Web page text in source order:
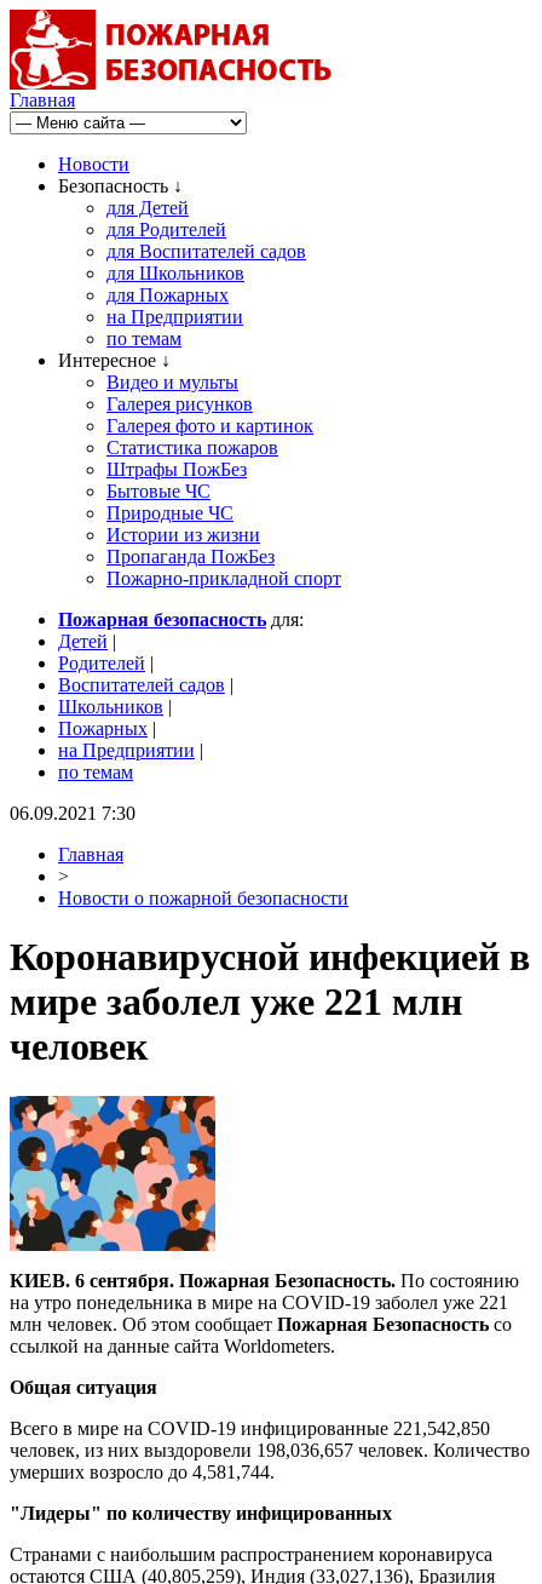
Главная
Новости
Безопасность ↓
для Детей
для Родителей
для Воспитателей садов
для Школьников
для Пожарных
на Предприятии
по темам
Интересное ↓
Видео и мульты
Галерея рисунков
Галерея фото и картинок
Статистика пожаров
Штрафы ПожБез
Бытовые ЧС
Природные ЧС
Истории из жизни
Пропаганда ПожБез
Пожарно-прикладной спорт
Пожарная безопасность для:
Детей |
Родителей |
Воспитателей садов |
Школьников |
Пожарных |
на Предприятии |
по темам
06.09.2021 7:30
Главная
>
Новости о пожарной безопасности
Коронавирусной инфекцией в
мире заболел уже 221 млн
человек
КИЕВ. 6 сентября. Пожарная Безопасность. По состоянию
на утро понедельника в мире на COVID-19 заболел уже 221
млн человек. Об этом сообщает Пожарная Безопасность со
ссылкой на данные сайта Worldometers.
Общая ситуация
Всего в мире на COVID-19 инфицированные 221,542,850
человек, из них выздоровели 198,036,657 человек. Количество
умерших возросло до 4,581,744.
"Лидеры" по количеству инфицированных
Странами с наибольшим распространением коронавируса
остаются США (40,805,259), Индия (33,027,136), Бразилия